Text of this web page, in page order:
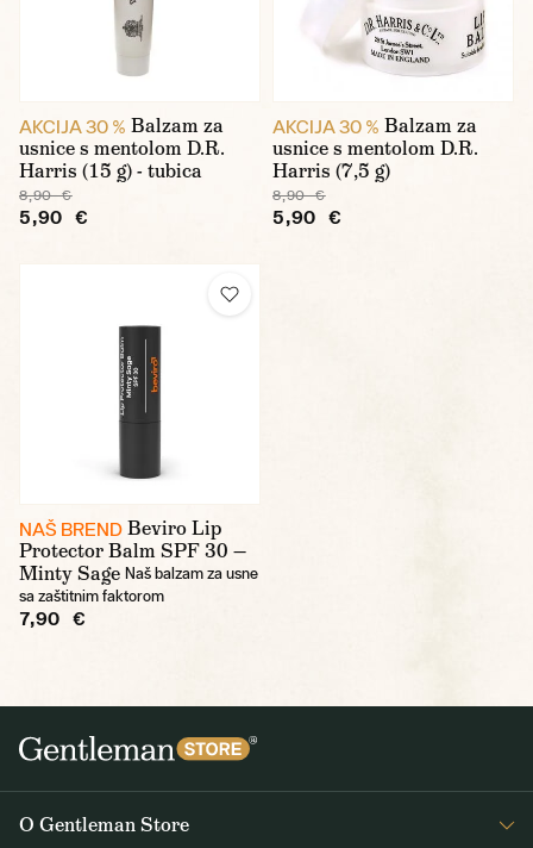
AKCIJA 30 % Balzam za
usnice s mentolom D.R.
Harris (15 g) - tubica
8,90 €
5,90 €
AKCIJA 30 % Balzam za
usnice s mentolom D.R.
Harris (7,5 g)
8,90 €
5,90 €
NAŠ BREND Beviro Lip
Protector Balm SPF 30 —
Minty Sage Naš balzam za usne
sa zaštitnim faktorom
7,90 €
O Gentleman Store